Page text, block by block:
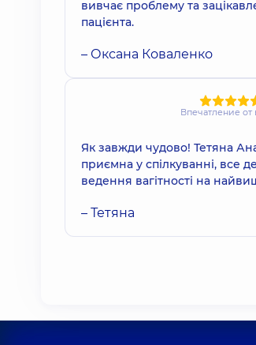
вивчає проблему та
пацієнта.
– Оксана Коваленко
Впечатление от
Як завжди чудово! Тетяна
приємна у спілкуванні, все
ведення вагітності на
– Тетяна